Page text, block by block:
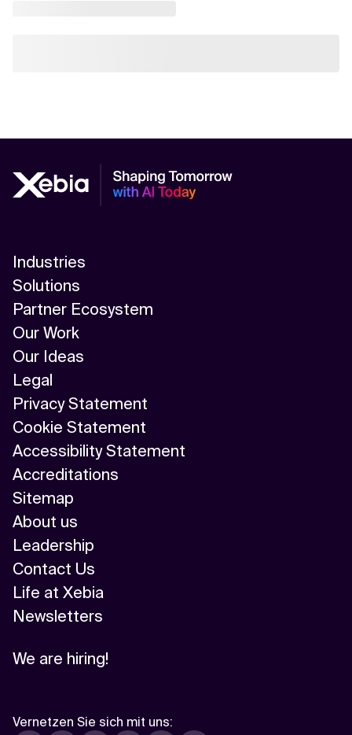
Industries
Solutions
Partner Ecosystem
Our Work
Our Ideas
Legal
Privacy Statement
Cookie Statement
Accessibility Statement
Accreditations
Sitemap
About us
Leadership
Contact Us
Life at Xebia
Newsletters
We are hiring!
Vernetzen Sie sich mit uns: